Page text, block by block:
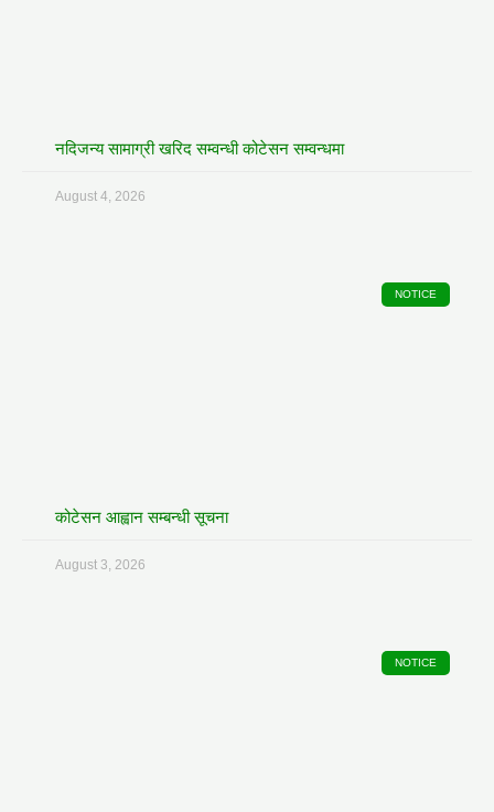
नदिजन्य सामाग्री खरिद सम्वन्धी कोटेसन सम्वन्धमा
August 4, 2026
NOTICE
कोटेसन आह्वान सम्बन्धी सूचना
August 3, 2026
NOTICE